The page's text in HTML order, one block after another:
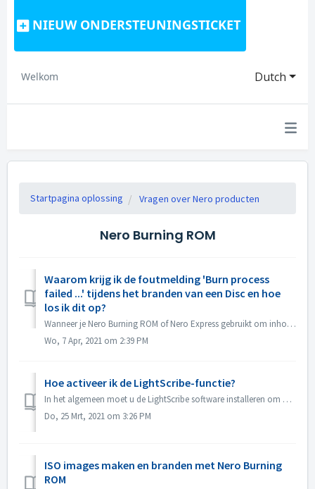
NIEUW ONDERSTEUNINGSTICKET
Dutch
Welkom
Startpagina oplossing Vragen over Nero producten
Nero Burning ROM
Waarom krijg ik de foutmelding 'Burn process
failed ...' tijdens het branden van een Disc en hoe
los ik dit op?
Wanneer je Nero Burning ROM of Nero Express gebruikt om inhoud op een schijf te branden, kan je de foutmelding 'Burn process failed ...' tegenkomen....
Wo, 7 Apr, 2021 om 2:39 PM
Hoe activeer ik de LightScribe-functie?
In het algemeen moet u de LightScribe software installeren om de LightScribe functies te activeren. https://lightscribesoftware.org/ Neem contact met ons o...
Do, 25 Mrt, 2021 om 3:26 PM
ISO images maken en branden met Nero Burning
ROM